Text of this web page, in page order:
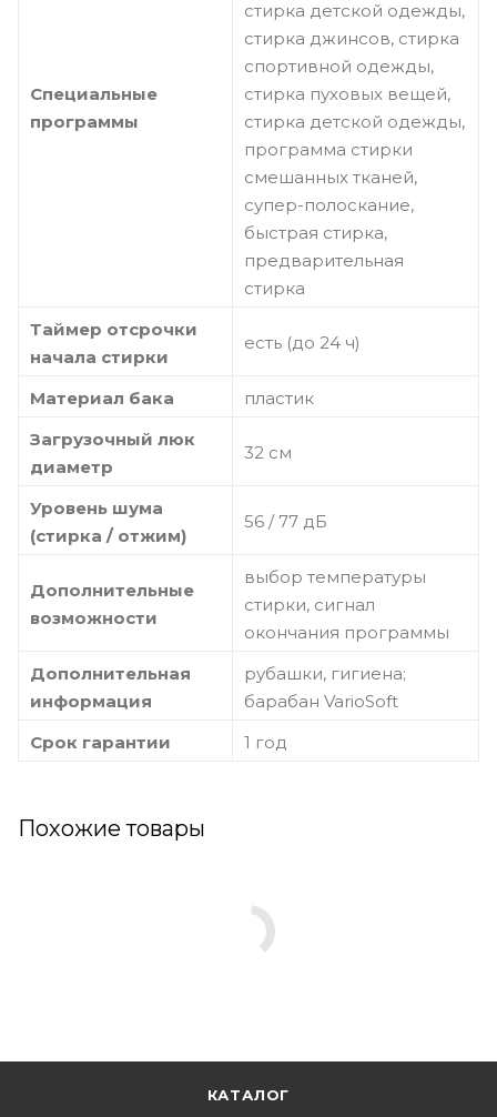
Специальные
программы
стирка детской одежды,
стирка джинсов, стирка
спортивной одежды,
стирка пуховых вещей,
стирка детской одежды,
программа стирки
смешанных тканей,
супер-полоскание,
быстрая стирка,
предварительная
стирка
Таймер отсрочки
начала стирки
есть (до 24 ч)
Материал бака
пластик
Загрузочный люк
диаметр
32 см
Уровень шума
(стирка / отжим)
56 / 77 дБ
Дополнительные
возможности
выбор температуры
стирки, сигнал
окончания программы
Дополнительная
информация
рубашки, гигиена;
барабан VarioSoft
Срок гарантии
1 год
Похожие товары
КАТАЛОГ